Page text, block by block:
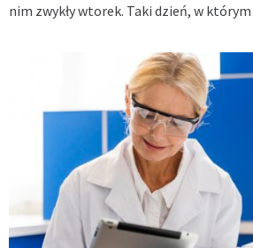
nim zwykły wtorek. Taki dzień, w którym